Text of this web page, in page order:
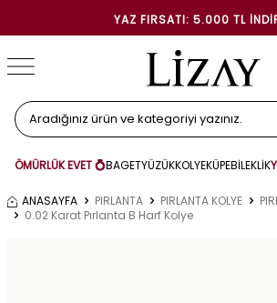
YAZ FIRSATI: 5.000 TL
ÖMÜRLÜK EVET 💍BAGETYÜZÜKKOLYEKÜPEBİLEKLİK
ANASAYFA PIRLANTA PIRLANTA KOLYE
0.02 Karat Pırlanta B Harf Kolye